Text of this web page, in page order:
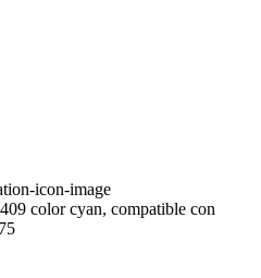
color cyan, compatible con